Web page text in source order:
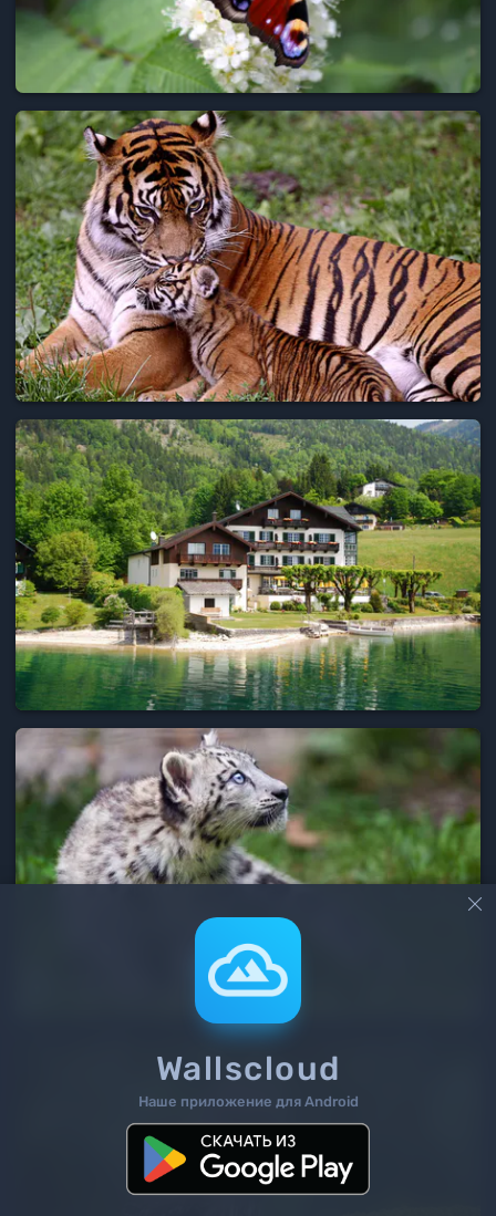
/ 48

Wallscloud
Наше приложение для Android